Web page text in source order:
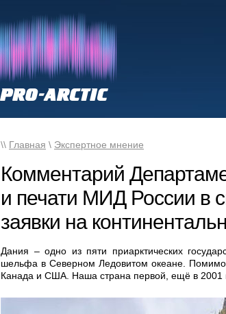
\\ Главная \ Экспертное мнение
Комментарий
и печати МИД России в
заявки на
Дания – одно из пяти приарктических
шельфа в Северном Ледовитом океане. Помимо
Канада и США. Наша страна первой, ещё в 2001